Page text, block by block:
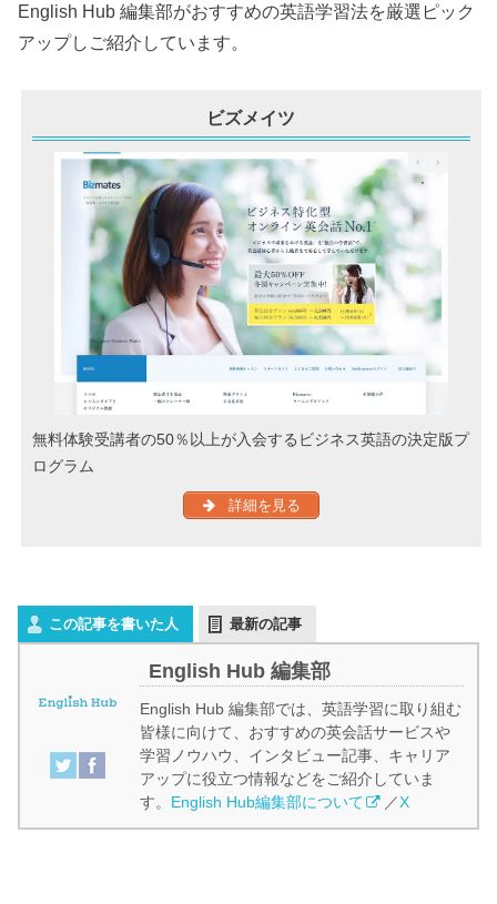
English Hub 編集部がおすすめの英語学習法を厳選ピック
アップしご紹介しています。
ビズメイツ
無料体験受講者の50％以上が入会するビジネス英語の決定版プ
ログラム
詳細を見る
この記事を書いた人 最新の記事
English Hub 編集部
English Hub 編集部では、英語学習に取り組む
皆様に向けて、おすすめの英会話サービスや
学習ノウハウ、インタビュー記事、キャリア
アップに役立つ情報などをご紹介していま
す。 English Hub編集部について ／X